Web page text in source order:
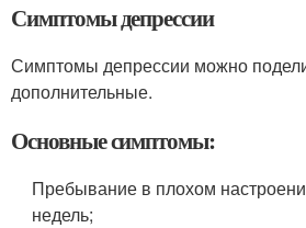
Симптомы депрессии
Симптомы депрессии можно
дополнительные.
Основные симптомы:
Пребывание в плохом
недель;